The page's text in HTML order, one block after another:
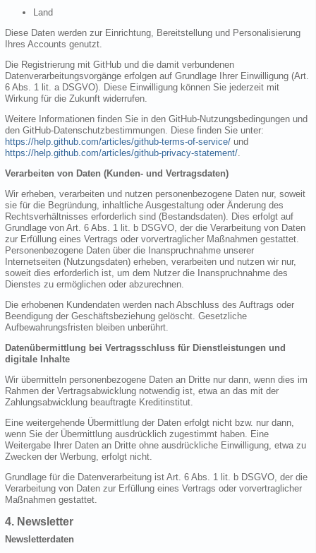
Land
Diese Daten werden zur Einrichtung, Bereitstellung und Personalisierung
Ihres Accounts genutzt.
Die Registrierung mit GitHub und die damit verbundenen
Datenverarbeitungsvorgänge erfolgen auf Grundlage Ihrer Einwilligung (Art.
6 Abs. 1 lit. a DSGVO). Diese Einwilligung können Sie jederzeit mit
Wirkung für die Zukunft widerrufen.
Weitere Informationen finden Sie in den GitHub-Nutzungsbedingungen und
den GitHub-Datenschutzbestimmungen. Diese finden Sie unter:
https://help.github.com/articles/github-terms-of-service/ und
https://help.github.com/articles/github-privacy-statement/.
Verarbeiten von Daten (Kunden- und Vertragsdaten)
Wir erheben, verarbeiten und nutzen personenbezogene Daten nur, soweit
sie für die Begründung, inhaltliche Ausgestaltung oder Änderung des
Rechtsverhältnisses erforderlich sind (Bestandsdaten). Dies erfolgt auf
Grundlage von Art. 6 Abs. 1 lit. b DSGVO, der die Verarbeitung von Daten
zur Erfüllung eines Vertrags oder vorvertraglicher Maßnahmen gestattet.
Personenbezogene Daten über die Inanspruchnahme unserer
Internetseiten (Nutzungsdaten) erheben, verarbeiten und nutzen wir nur,
soweit dies erforderlich ist, um dem Nutzer die Inanspruchnahme des
Dienstes zu ermöglichen oder abzurechnen.
Die erhobenen Kundendaten werden nach Abschluss des Auftrags oder
Beendigung der Geschäftsbeziehung gelöscht. Gesetzliche
Aufbewahrungsfristen bleiben unberührt.
Datenübermittlung bei Vertragsschluss für Dienstleistungen und
digitale Inhalte
Wir übermitteln personenbezogene Daten an Dritte nur dann, wenn dies im
Rahmen der Vertragsabwicklung notwendig ist, etwa an das mit der
Zahlungsabwicklung beauftragte Kreditinstitut.
Eine weitergehende Übermittlung der Daten erfolgt nicht bzw. nur dann,
wenn Sie der Übermittlung ausdrücklich zugestimmt haben. Eine
Weitergabe Ihrer Daten an Dritte ohne ausdrückliche Einwilligung, etwa zu
Zwecken der Werbung, erfolgt nicht.
Grundlage für die Datenverarbeitung ist Art. 6 Abs. 1 lit. b DSGVO, der die
Verarbeitung von Daten zur Erfüllung eines Vertrags oder vorvertraglicher
Maßnahmen gestattet.
4. Newsletter
Newsletterdaten